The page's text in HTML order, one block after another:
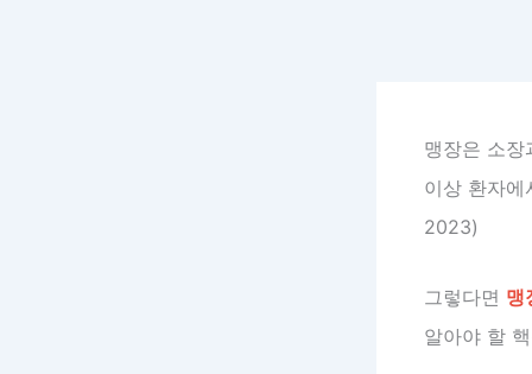
맹장은 소
이상 환자
2023)
그렇다면 맹
알아야 할